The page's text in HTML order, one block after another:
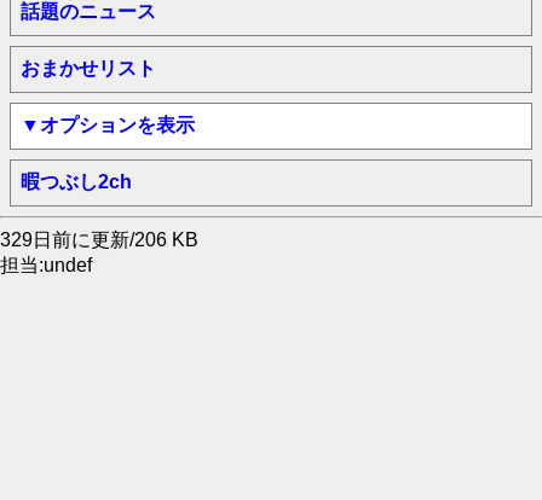
話題のニュース
おまかせリスト
▼オプションを表示
暇つぶし2ch
329日前に更新/206 KB
担当:undef